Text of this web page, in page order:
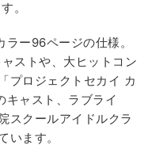
。
ー96ページの仕様。
ストや、大ヒットコン
プロジェクトセカイ カ
ャスト、ラブライ
スクールアイドルクラ
います。